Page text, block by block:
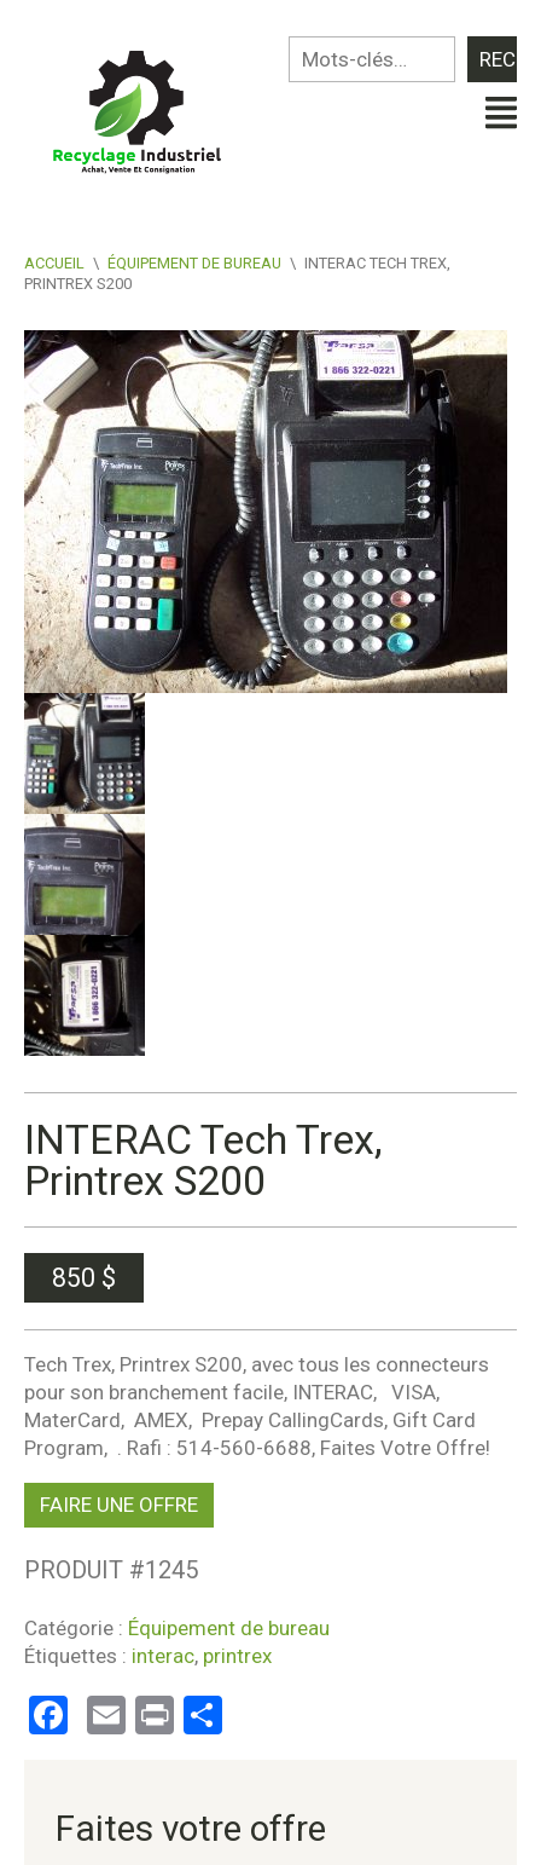
ACCUEIL \ ÉQUIPEMENT DE BUREAU \ INTERAC TECH TREX,
PRINTREX S200
INTERAC Tech Trex,
Printrex S200
850 $
Tech Trex, Printrex S200, avec tous les connecteurs
pour son branchement facile, INTERAC, VISA,
MaterCard, AMEX, Prepay CallingCards, Gift Card
Program, . Rafi : 514-560-6688, Faites Votre Offre!
FAIRE UNE OFFRE
PRODUIT #1245
Catégorie : Équipement de bureau
Étiquettes : interac, printrex
Facebook
Email
Print
Faites votre offre